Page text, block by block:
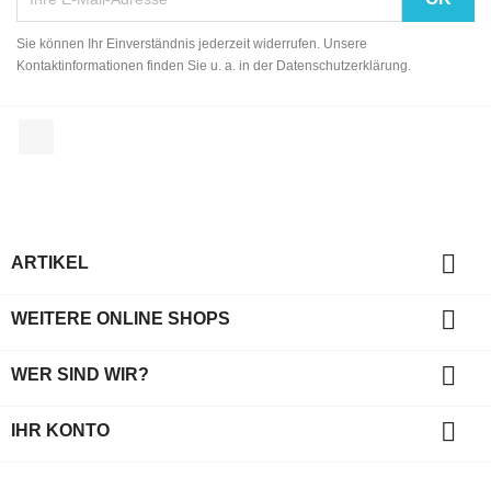
Sie können Ihr Einverständnis jederzeit widerrufen. Unsere
Kontaktinformationen finden Sie u. a. in der Datenschutzerklärung.
ARTIKEL 
WEITERE ONLINE SHOPS 
WER SIND WIR? 
IHR KONTO 